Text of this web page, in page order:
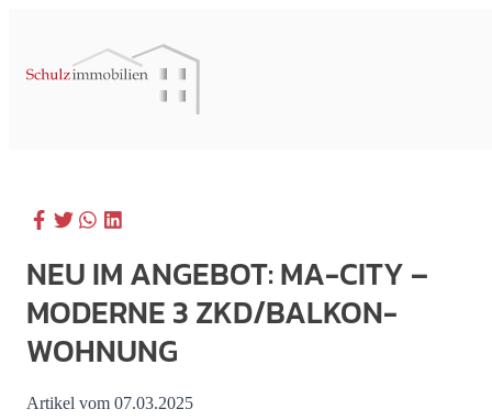
NEU IM ANGEBOT: MA-CITY –
MODERNE 3 ZKD/BALKON-
WOHNUNG
Artikel vom 07.03.2025